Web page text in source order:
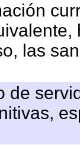
las
de